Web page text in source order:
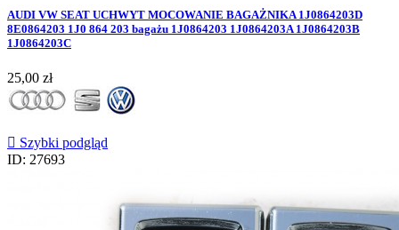
AUDI VW SEAT UCHWYT MOCOWANIE BAGAŻNIKA 1J0864203D
8E0864203 1J0 864 203 bagażu 1J0864203 1J0864203A 1J0864203B
1J0864203C
Cena
25,00 zł
 Szybki podgląd
ID: 27693